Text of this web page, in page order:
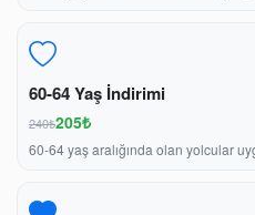
60-64 Yaş İndirimi
240₺205₺
60-64 yaş aralığında olan yolcular